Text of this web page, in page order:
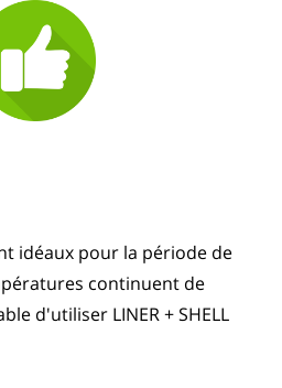
idéaux pour la période de
continuent de
d'utiliser LINER + SHELL